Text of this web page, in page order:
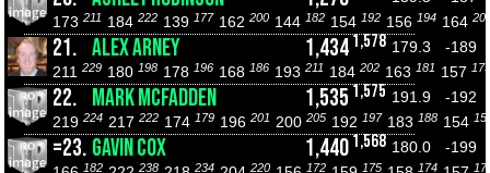
173 211 184 222 139 177 162 200 144 182 154 192 156 194 164
21. ALEX ARNEY 1,4341,578 179.3
-189
211 229 180 198 178 196 168 186 193 211 184 202 163 181 157 175
22. MARK MCFADDEN 1,535 1,575 191.9
-192
219 224 217 222 174 179 196 201 200 205 192 197 183 188 154
=23. GAVIN COX 1,4401,568 180.0
-199
182 238 234 220 172 175 174